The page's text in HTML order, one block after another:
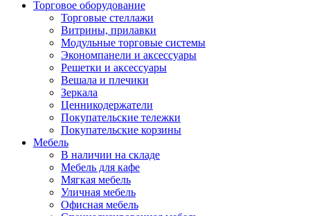
Торговое оборудование
Торговые стеллажи
Витрины, прилавки
Модульные торговые системы
Экономпанели и аксессуары
Решетки и аксессуары
Вешала и плечики
Зеркала
Ценникодержатели
Покупательские тележки
Покупательские корзины
Мебель
В наличии на складе
Мебель для кафе
Мягкая мебель
Уличная мебель
Офисная мебель